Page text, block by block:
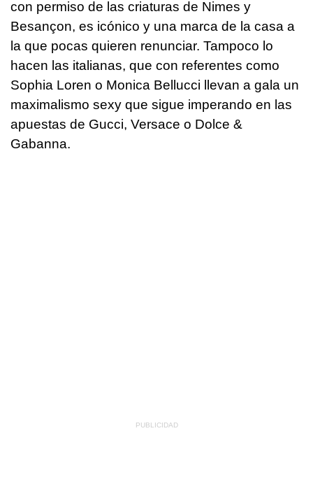
con permiso de las criaturas de Nimes y
Besançon, es icónico y una marca de la casa a
la que pocas quieren renunciar. Tampoco lo
hacen las italianas, que con referentes como
Sophia Loren o Monica Bellucci llevan a gala un
maximalismo sexy que sigue imperando en las
apuestas de Gucci, Versace o Dolce &
Gabanna.